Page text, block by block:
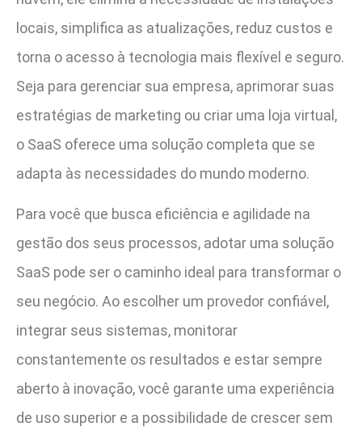
locais, simplifica as atualizações, reduz custos e
torna o acesso à tecnologia mais flexível e seguro.
Seja para gerenciar sua empresa, aprimorar suas
estratégias de marketing ou criar uma loja virtual,
o SaaS oferece uma solução completa que se
adapta às necessidades do mundo moderno.
Para você que busca eficiência e agilidade na
gestão dos seus processos, adotar uma solução
SaaS pode ser o caminho ideal para transformar o
seu negócio. Ao escolher um provedor confiável,
integrar seus sistemas, monitorar
constantemente os resultados e estar sempre
aberto à inovação, você garante uma experiência
de uso superior e a possibilidade de crescer sem